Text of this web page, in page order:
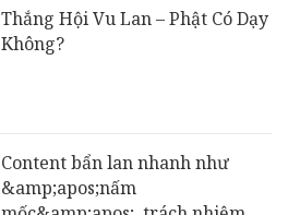
Thắng Hội Vu Lan – Phật Có Dạy
Không?
Content bẩn lan nhanh như
&amp;apos;nấm